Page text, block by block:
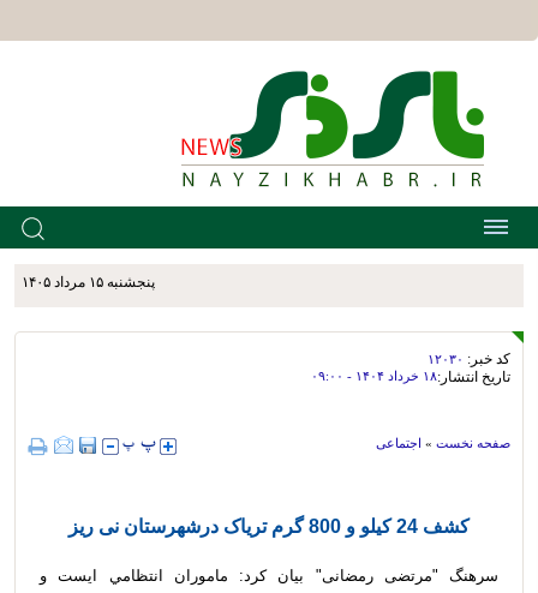
پنجشنبه ۱۵ مرداد ۱۴۰۵
کد خبر: ۱۲۰۳۰
تاریخ انتشار:۱۸ خرداد ۱۴۰۴ - ۰۹:۰۰
صفحه نخست » اجتماعی
کشف 24 کیلو و 800 گرم تریاک درشهرستان نی ریز
سرهنگ "مرتضی رمضانی" بیان کرد: ماموران انتظامي ایست و